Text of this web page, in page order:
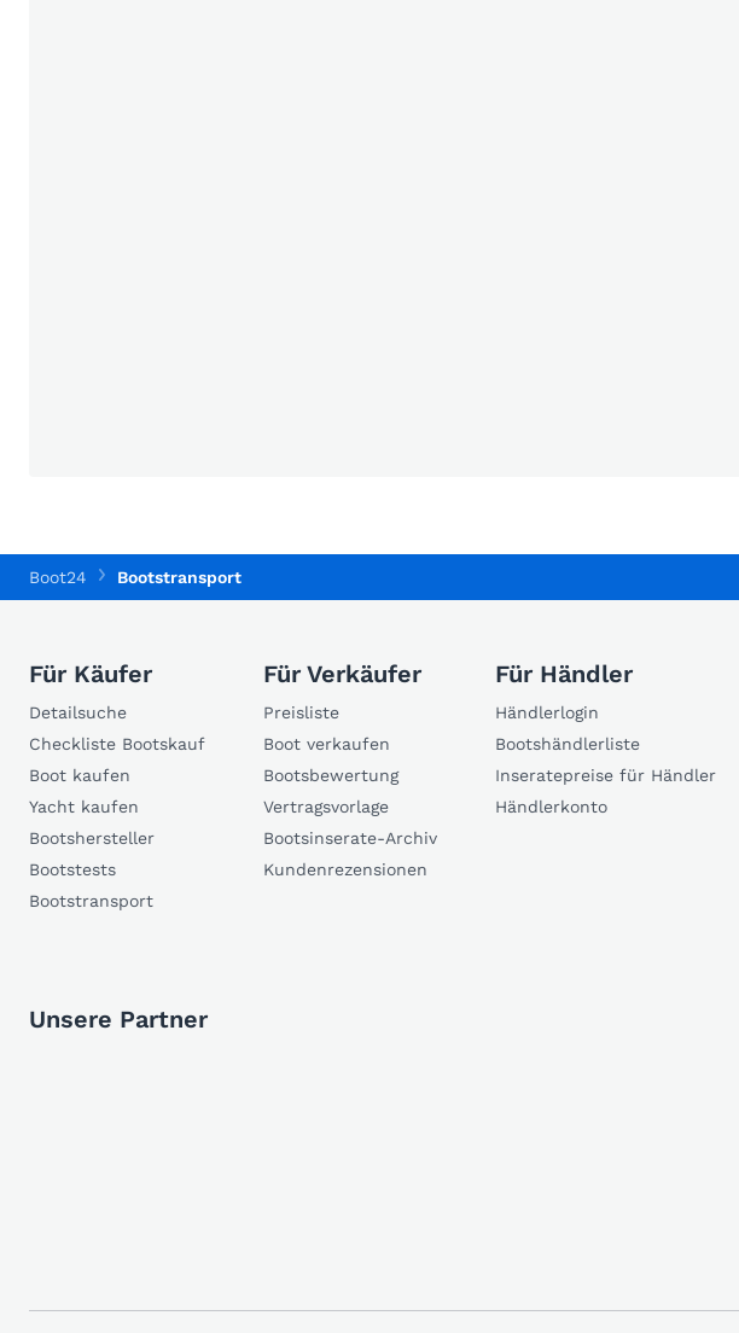
Boot24 Bootstransport
Für Käufer
Detailsuche
Checkliste Bootskauf
Boot kaufen
Yacht kaufen
Bootshersteller
Bootstests
Bootstransport
Für Verkäufer
Preisliste
Boot verkaufen
Bootsbewertung
Vertragsvorlage
Bootsinserate-Archiv
Kundenrezensionen
Für Händler
Händlerlogin
Bootshändlerliste
Inseratepreise für Händler
Händlerkonto
Unsere Partner